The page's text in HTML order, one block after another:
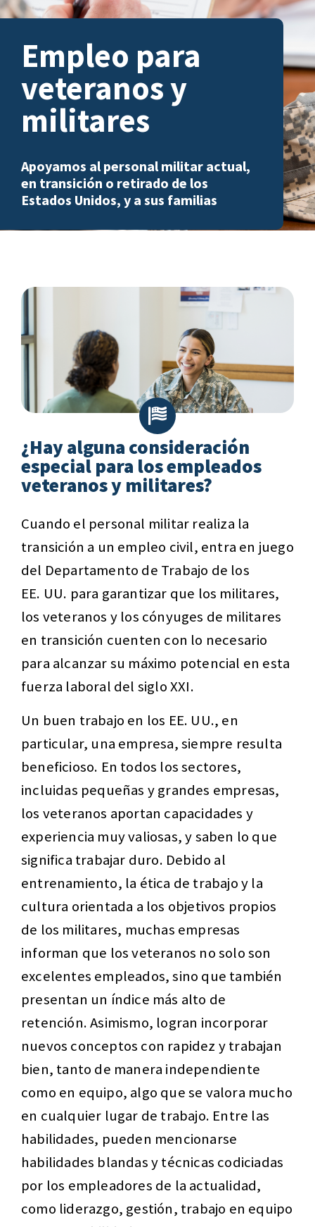
Empleo para
veteranos y
militares
Apoyamos al personal militar actual,
en transición o retirado de los
Estados Unidos, y a sus familias
¿Hay alguna consideración
especial para los empleados
veteranos y militares?
Cuando el personal militar realiza la
transición a un empleo civil, entra en juego
del Departamento de Trabajo de los
EE. UU. para garantizar que los militares,
los veteranos y los cónyuges de militares
en transición cuenten con lo necesario
para alcanzar su máximo potencial en esta
fuerza laboral del siglo XXI.
Un buen trabajo en los EE. UU., en
particular, una empresa, siempre resulta
beneficioso. En todos los sectores,
incluidas pequeñas y grandes empresas,
los veteranos aportan capacidades y
experiencia muy valiosas, y saben lo que
significa trabajar duro. Debido al
entrenamiento, la ética de trabajo y la
cultura orientada a los objetivos propios
de los militares, muchas empresas
informan que los veteranos no solo son
excelentes empleados, sino que también
presentan un índice más alto de
retención. Asimismo, logran incorporar
nuevos conceptos con rapidez y trabajan
bien, tanto de manera independiente
como en equipo, algo que se valora mucho
en cualquier lugar de trabajo. Entre las
habilidades, pueden mencionarse
habilidades blandas y técnicas codiciadas
por los empleadores de la actualidad,
como liderazgo, gestión, trabajo en equipo